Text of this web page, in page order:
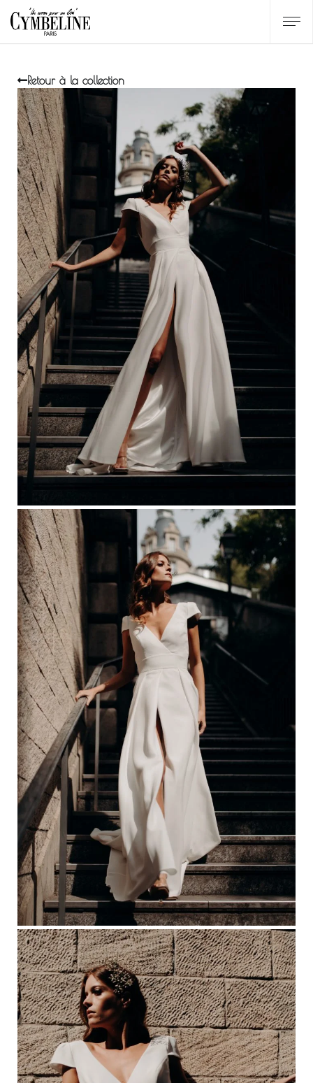
Retour à la collection